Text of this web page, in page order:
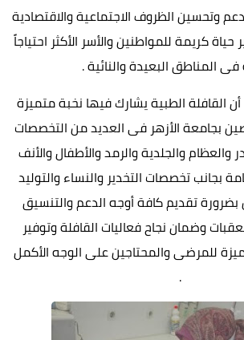
وتحسين الظروف الاجتماعية والاقتصادية
كريمة للمواطنين والأسر الأكثر احتياجاً
المناطق البعيدة والنائية .
القافلة الطبية يشارك فيها نخبة متميزة
بجامعة الأزهر فى العديد من التخصصات
والعظام والجلدية والرمد والأطفال والأنف
بجانب تخصصات التخدير والنساء والتوليد
تقديم كافة أوجه الدعم والتنسيق
وضمان نجاح فعاليات القافلة وتوفير
للمرضى والمحتاجين على الوجه الأكمل
.